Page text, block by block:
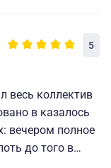
5
весь коллектив
в казалось
вечером полное
до того в